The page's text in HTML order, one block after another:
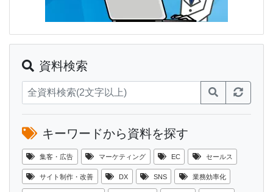
資料検索
キーワードから資料を探す
集客・広告 マーケティング EC セールス
サイト制作・改善 DX SNS 業務効率化